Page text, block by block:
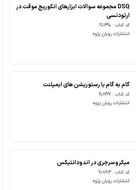
DSQ مجموعه سوالات ابزارهای انکوریج موقت در
ارتودنسی
کد کتاب : 201490
انتشارات رویان پژوه
گام به گام با رستوریشن های ایمپلنت
کد کتاب : 201227
انتشارات رویان پژوه
میکروسرجری در اندودانتیکس
کد کتاب : 201183
انتشارات رویان پژوه